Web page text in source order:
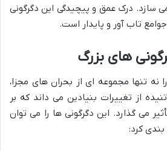
می سازد. درک عمق و پیچیدگی این دگرگونی
تاب آور و پایدار است.
های بزرگ
نه تنها مجموعه ای از بحران های مجزا،
از تغییرات بنیادین می داند که بر
می گذارد. این دگرگونی ها را می توان
کرد: